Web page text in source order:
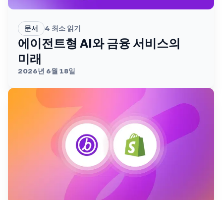
문서 4 최소 읽기
에이전트형 AI와 금융 서비스의
미래
2026년 6월 18일